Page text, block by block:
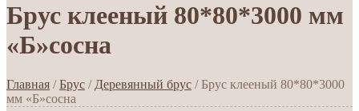
Брус клееный 80*80*3000 мм
«Б»сосна
Главная /Брус / Деревянный брус / Брус клееный 80*80*3000
мм «Б»сосна